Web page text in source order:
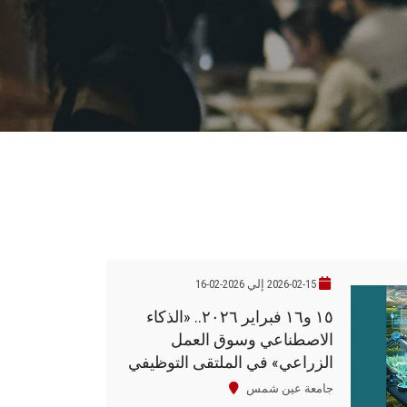
2026-02-15 إلي 2026-02-16
١٥ و١٦ فبراير ٢٠٢٦.. «الذكاء
الاصطناعي وسوق العمل
الزراعي» في الملتقى التوظيفي
لكلية الزراعة
جامعة عين شمس